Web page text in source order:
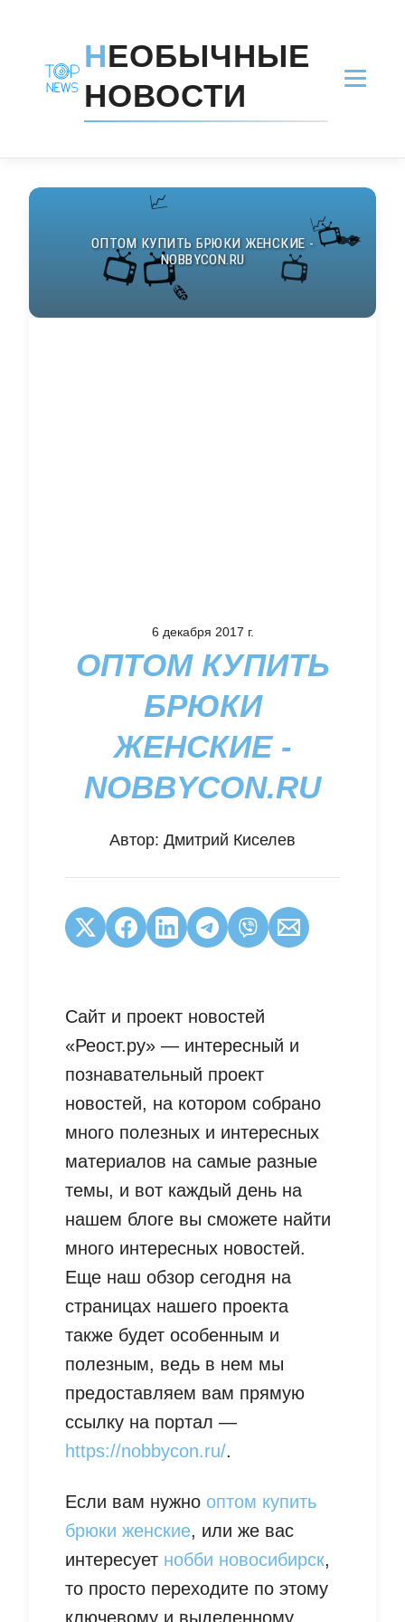
НЕОБЫЧНЫЕ
НОВОСТИ
6 декабря 2017 г.
ОПТОМ КУПИТЬ
БРЮКИ
ЖЕНСКИЕ -
NOBBYCON.RU
Автор: Дмитрий Киселев
Сайт и проект новостей
«Реост.ру» — интересный и
познавательный проект
новостей, на котором собрано
много полезных и интересных
материалов на самые разные
темы, и вот каждый день на
нашем блоге вы сможете найти
много интересных новостей.
Еще наш обзор сегодня на
страницах нашего проекта
также будет особенным и
полезным, ведь в нем мы
предоставляем вам прямую
ссылку на портал —
https://nobbycon.ru/.
Если вам нужно оптом купить
брюки женские, или же вас
интересует нобби новосибирск,
то просто переходите по этому
ключевому и выделенному